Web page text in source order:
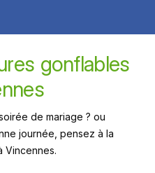
gonflables
de mariage ? ou
journée, pensez à la
Vincennes.